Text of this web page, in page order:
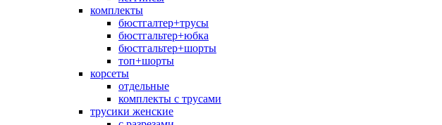
комплекты
бюстгалтер+трусы
бюстгальтер+юбка
бюстгальтер+шорты
топ+шорты
корсеты
отдельные
комплекты с трусами
трусики женские